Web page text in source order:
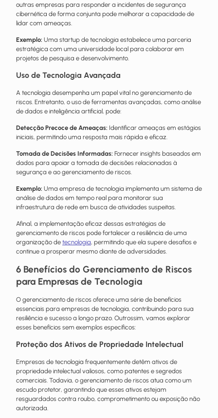
outras empresas para responder a incidentes de segurança
cibernética de forma conjunta pode melhorar a capacidade de
lidar com ameaças.
Exemplo: Uma startup de tecnologia estabelece uma parceria
estratégica com uma universidade local para colaborar em
projetos de pesquisa e desenvolvimento.
Uso de Tecnologia Avançada
A tecnologia desempenha um papel vital no gerenciamento de
riscos. Entretanto, o uso de ferramentas avançadas, como análise
de dados e inteligência artificial, pode:
Detecção Precoce de Ameaças: Identificar ameaças em estágios
iniciais, permitindo uma resposta mais rápida e eficaz.
Tomada de Decisões Informadas: Fornecer insights baseados em
dados para apoiar a tomada de decisões relacionadas à
segurança e ao gerenciamento de riscos.
Exemplo: Uma empresa de tecnologia implementa um sistema de
análise de dados em tempo real para monitorar sua
infraestrutura de rede em busca de atividades suspeitas.
Afinal, a implementação eficaz dessas estratégias de
gerenciamento de riscos pode fortalecer a resiliência de uma
organização de tecnologia, permitindo que ela supere desafios e
continue a prosperar mesmo diante de adversidades.
6 Benefícios do Gerenciamento de Riscos
para Empresas de Tecnologia
O gerenciamento de riscos oferece uma série de benefícios
essenciais para empresas de tecnologia, contribuindo para sua
resiliência e sucesso a longo prazo. Outrossim, vamos explorar
esses benefícios sem exemplos específicos:
Proteção dos Ativos de Propriedade Intelectual
Empresas de tecnologia frequentemente detêm ativos de
propriedade intelectual valiosos, como patentes e segredos
comerciais. Todavia, o gerenciamento de riscos atua como um
escudo protetor, garantindo que esses ativos estejam
resguardados contra roubo, comprometimento ou exposição não
autorizada.